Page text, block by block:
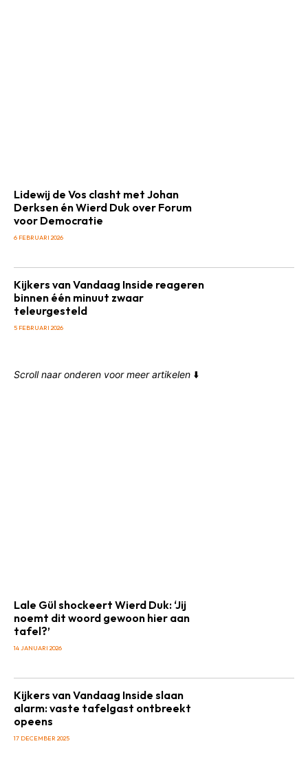
Lidewij de Vos clasht met Johan
Derksen én Wierd Duk over Forum
voor Democratie
6 FEBRUARI 2026
Kijkers van Vandaag Inside reageren
binnen één minuut zwaar
teleurgesteld
5 FEBRUARI 2026
Scroll naar onderen voor meer artikelen ⬇️
Lale Gül shockeert Wierd Duk: ‘Jij
noemt dit woord gewoon hier aan
tafel?’
14 JANUARI 2026
Kijkers van Vandaag Inside slaan
alarm: vaste tafelgast ontbreekt
opeens
17 DECEMBER 2025